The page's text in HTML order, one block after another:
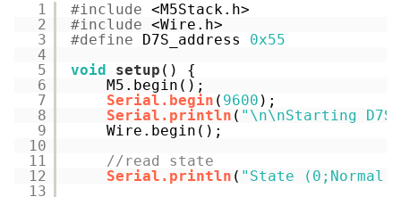
1
2
3
4
5
6
7
8
9
10
11
12
13
#include <M5Stack.h>
#include <Wire.h>
#define
D7S_address 0x55
void
setup () {
M5.begin();
Serial.begin ( 9600 );
Serial.println ( "\n\nStarting
Wire.begin();
//read state
Serial.println ( "State (0;Normal